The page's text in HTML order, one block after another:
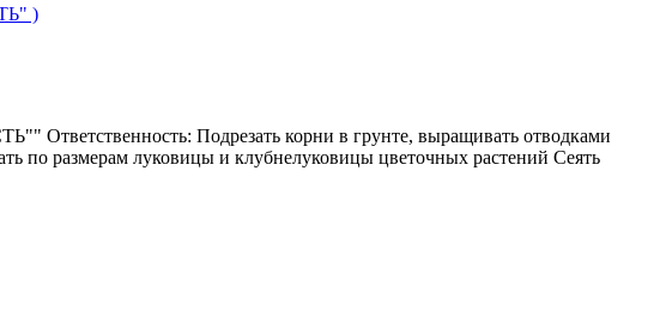
)
Подрезать корни в грунте, выращивать отводками
по размерам луковицы и клубнелуковицы цветочных растений Сеять